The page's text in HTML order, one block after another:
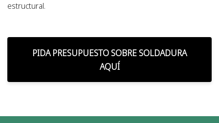
estructural.
PIDA PRESUPUESTO SOBRE SOLDADURA
AQUÍ